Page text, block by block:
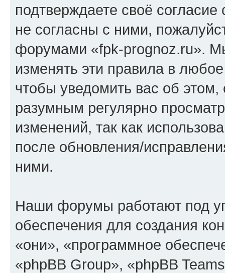
подтверждаете своё
не согласны с ними,
форумами «fpk-prognoz.ru».
изменять эти правила в
чтобы уведомить вас об
разумным регулярно
изменений, так как
после обновления/
ними.
Наши форумы работают под
обеспечения для создания
«они», «программное
«phpBB Group», «phpBB